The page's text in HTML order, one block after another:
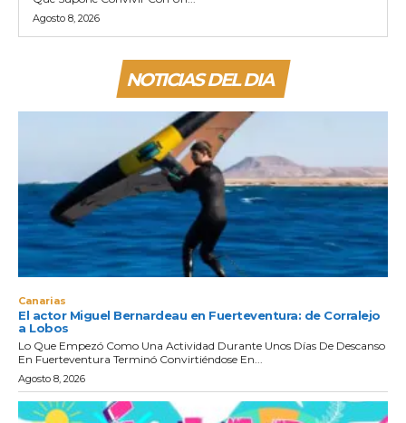
Agosto 8, 2026
NOTICIAS DEL DIA
Canarias
El actor Miguel Bernardeau en Fuerteventura: de Corralejo
a Lobos
Lo Que Empezó Como Una Actividad Durante Unos Días De Descanso
En Fuerteventura Terminó Convirtiéndose En...
Agosto 8, 2026